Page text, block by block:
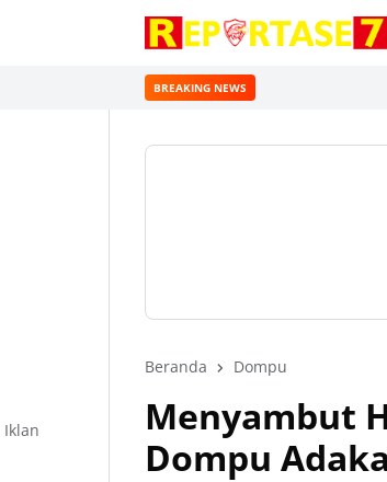
BREAKING NEWS
Beranda Dompu
Menyambut
Dompu
Iklan